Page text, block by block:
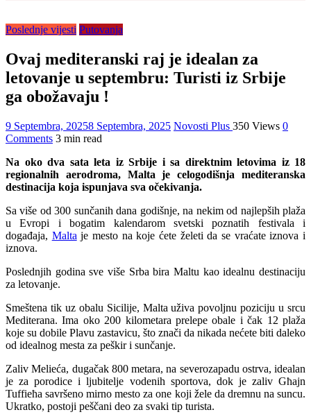
Poslednje vijesti Putovanja
Ovaj mediteranski raj je idealan za
letovanje u septembru: Turisti iz Srbije
ga obožavaju !
9 Septembra, 20258 Septembra, 2025 Novosti Plus 350 Views 0
Comments 3 min read
Na oko dva sata leta iz Srbije i sa direktnim letovima iz 18
regionalnih aerodroma, Malta je celogodišnja mediteranska
destinacija koja ispunjava sva očekivanja.
Sa više od 300 sunčanih dana godišnje, na nekim od najlepših plaža
u Evropi i bogatim kalendarom svetski poznatih festivala i
događaja, Malta je mesto na koje ćete želeti da se vraćate iznova i
iznova.
Poslednjih godina sve više Srba bira Maltu kao idealnu destinaciju
za letovanje.
Smeštena tik uz obalu Sicilije, Malta uživa povoljnu poziciju u srcu
Mediterana. Ima oko 200 kilometara prelepe obale i čak 12 plaža
koje su dobile Plavu zastavicu, što znači da nikada nećete biti daleko
od idealnog mesta za peškir i sunčanje.
Zaliv Melieća, dugačak 800 metara, na severozapadu ostrva, idealan
je za porodice i ljubitelje vodenih sportova, dok je zaliv Għajn
Tuffieħa savršeno mirno mesto za one koji žele da dremnu na suncu.
Ukratko, postoji peščani deo za svaki tip turista.